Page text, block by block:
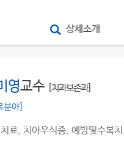
상세소개
영교수
[치과보존과]
분야]
료, 치아우식증, 예방및수복